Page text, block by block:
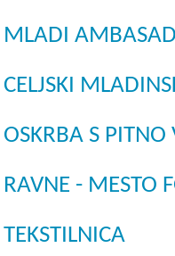
S PITNO
- MESTO